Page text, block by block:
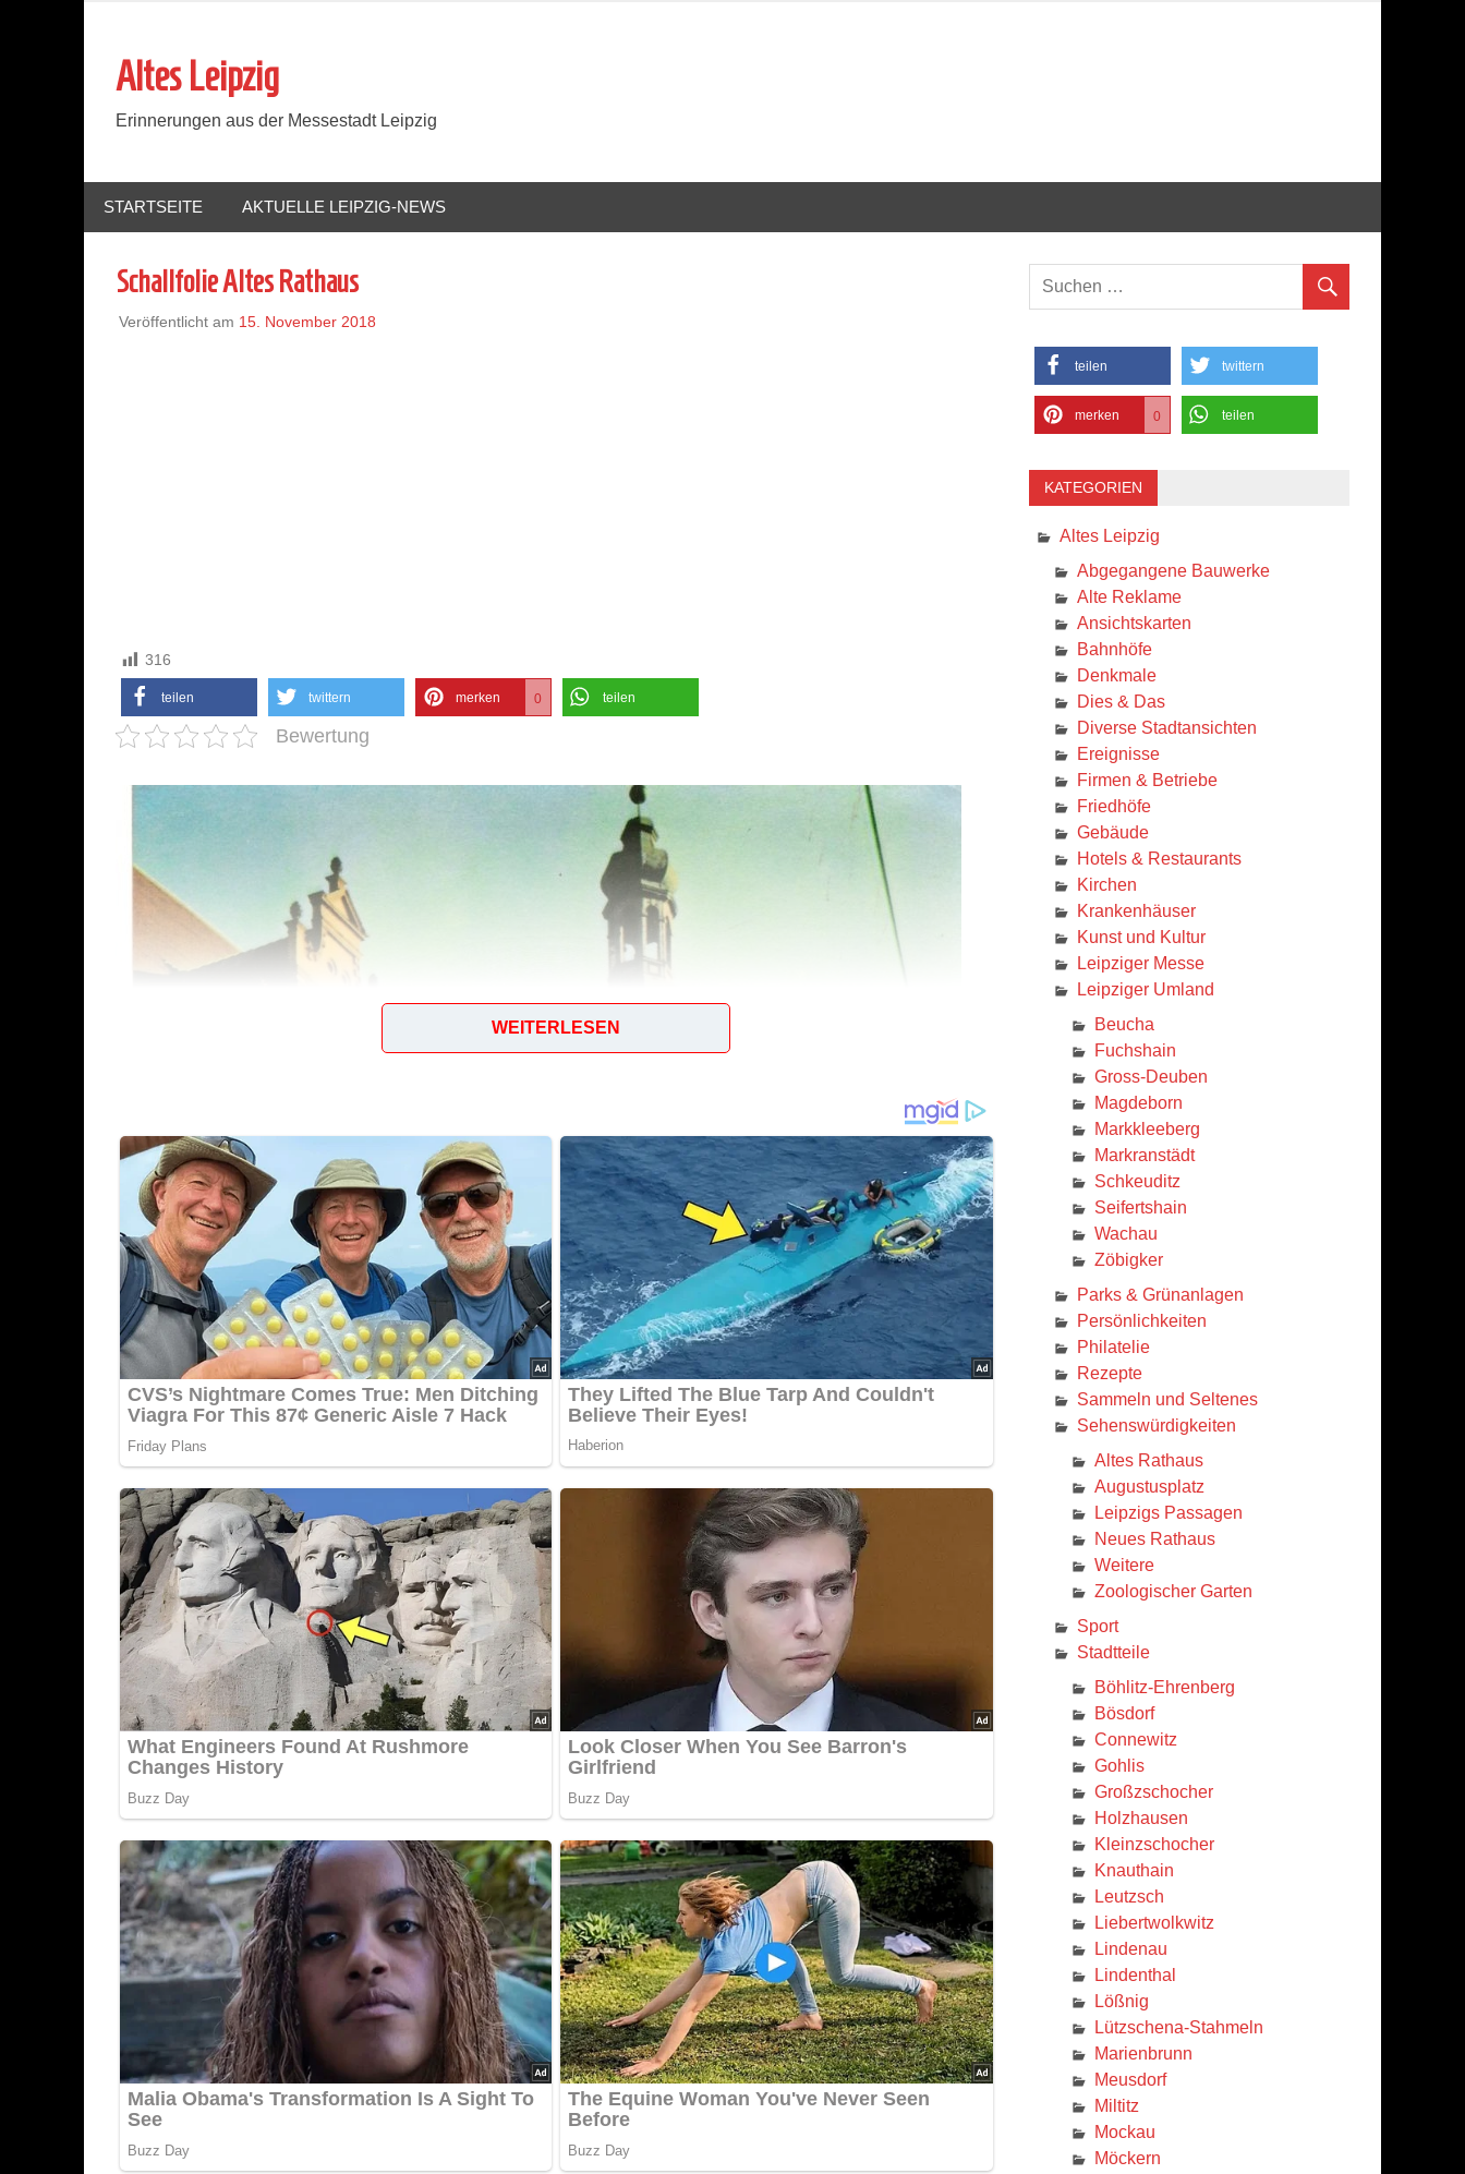
springen
Altes Leipzig
Erinnerungen aus der Messestadt Leipzig
STARTSEITE AKTUELLE LEIPZIG-NEWS
Schallfolie Altes Rathaus
Veröffentlicht am 15. November 2018
316
teilen twittern merken 0 teilen
Bewertung
WEITERLESEN
teilen twittern
merken 0 teilen
KATEGORIEN
Altes Leipzig
Abgegangene Bauwerke
Alte Reklame
Ansichtskarten
Bahnhöfe
Denkmale
Dies & Das
Diverse Stadtansichten
Ereignisse
Firmen & Betriebe
Friedhöfe
Gebäude
Hotels & Restaurants
Kirchen
Krankenhäuser
Kunst und Kultur
Leipziger Messe
Leipziger Umland
Beucha
Fuchshain
Gross-Deuben
Magdeborn
Markkleeberg
Markranstädt
Schkeuditz
Seifertshain
Wachau
Zöbigker
Parks & Grünanlagen
Persönlichkeiten
Philatelie
Rezepte
Sammeln und Seltenes
Sehenswürdigkeiten
Altes Rathaus
Augustusplatz
Leipzigs Passagen
Neues Rathaus
Weitere
Zoologischer Garten
Sport
Stadtteile
Böhlitz-Ehrenberg
Bösdorf
Connewitz
Gohlis
Großzschocher
Holzhausen
Kleinzschocher
Knauthain
Leutzsch
Liebertwolkwitz
Lindenau
Lindenthal
Lößnig
Lützschena-Stahmeln
Marienbrunn
Meusdorf
Miltitz
Mockau
Möckern